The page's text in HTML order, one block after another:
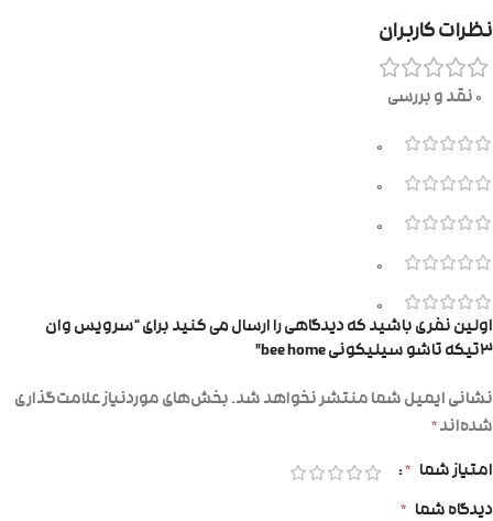
نظرات کاربران
0 نقد و بررسی
0
0
0
0
0
اولین نفری باشید که دیدگاهی را ارسال می کنید برای “سرویس وان
۳تیکه تاشو سیلیکونی bee home”
نشانی ایمیل شما منتشر نخواهد شد.بخش‌های موردنیاز علامت‌گذاری
شده‌اند*
امتیاز شما *
دیدگاه شما *